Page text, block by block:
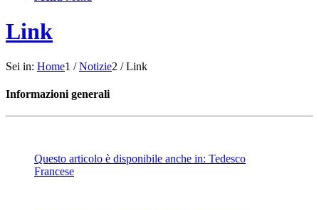
Link
Sei in: Home1 / Notizie2 / Link
Informazioni generali
Questo articolo è disponibile anche in: Tedesco
Francese